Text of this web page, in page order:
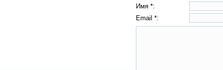
Имя *:
Email *: